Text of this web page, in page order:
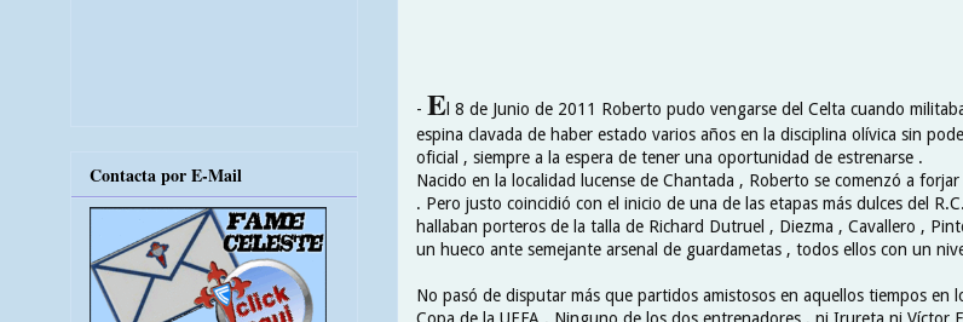
- El 8 de Junio de 2011 Roberto pudo vengarse del Celta cuando
espina clavada de haber estado varios años en la disciplina olívica sin
oficial , siempre a la espera de tener una oportunidad de estrenarse .
Nacido en la localidad lucense de Chantada , Roberto se comenzó a
. Pero justo coincidió con el inicio de una de las etapas más dulces del
hallaban porteros de la talla de Richard Dutruel , Diezma , Cavallero ,
un hueco ante semejante arsenal de guardametas , todos ellos con un
No pasó de disputar más que partidos amistosos en aquellos tiempos en
Copa de la UEFA . Ninguno de los dos entrenadores , ni Irureta ni Víctor
Contacta por E-Mail